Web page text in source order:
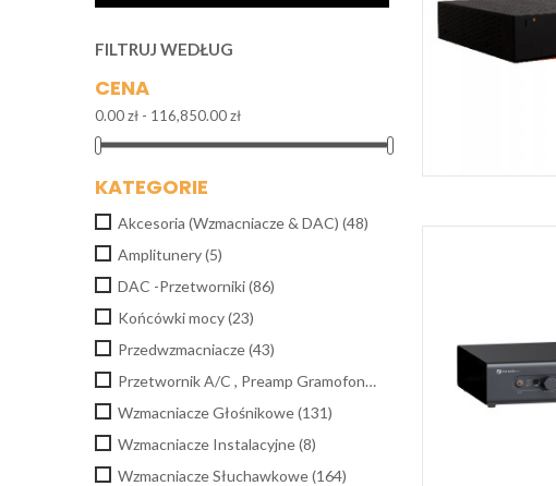
FILTRUJ WEDŁUG
CENA
0.00 zł - 116,850.00 zł
KATEGORIE
Akcesoria (Wzmacniacze & DAC) (48)
Amplitunery(5)
DAC -Przetworniki(86)
Końcówki mocy(23)
Przedwzmacniacze(43)
Przetwornik A/C , Preamp Gramofonowy
Wzmacniacze Głośnikowe(131)
Wzmacniacze Instalacyjne(8)
Wzmacniacze Słuchawkowe(164)